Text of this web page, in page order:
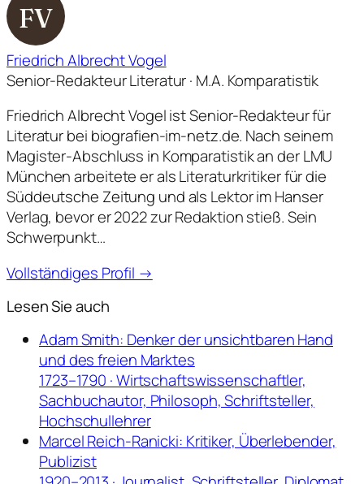
FV
Friedrich Albrecht Vogel
Senior-Redakteur Literatur · M.A. Komparatistik
Friedrich Albrecht Vogel ist Senior-Redakteur für
Literatur bei biografien-im-netz.de. Nach seinem
Magister-Abschluss in Komparatistik an der LMU
München arbeitete er als Literaturkritiker für die
Süddeutsche Zeitung und als Lektor im Hanser
Verlag, bevor er 2022 zur Redaktion stieß. Sein
Schwerpunkt…
Vollständiges Profil →
Lesen Sie auch
Adam Smith: Denker der unsichtbaren Hand
und des freien Marktes
1723–1790 · Wirtschaftswissenschaftler,
Sachbuchautor, Philosoph, Schriftsteller,
Hochschullehrer
Marcel Reich-Ranicki: Kritiker, Überlebender,
Publizist